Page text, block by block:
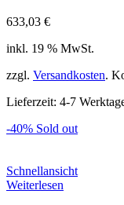
633,03 €
inkl. 19 % MwSt.
zzgl. Versandkosten.
Lieferzeit: 4-7
-40% Sold out
Schnellansicht
Weiterlesen